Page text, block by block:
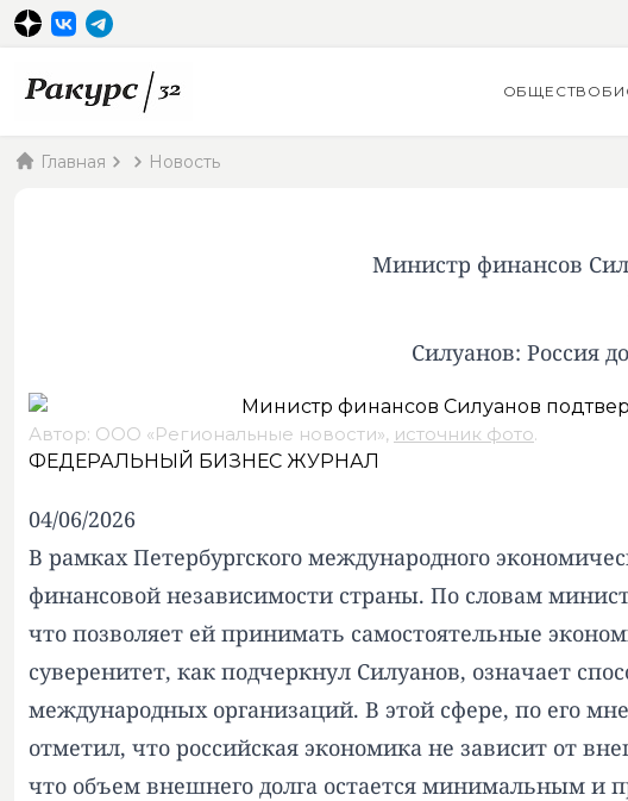
ОБЩЕСТВО
Главная Новость
Министр финансов
Силуанов: Россия
Автор: ООО «Региональные новости», источник фото.
ФЕДЕРАЛЬНЫЙ БИЗНЕС ЖУРНАЛ
04/06/2026
В рамках Петербургского международного
финансовой независимости страны. По словам
что позволяет ей принимать самостоятельные
суверенитет, как подчеркнул Силуанов, означает
международных организаций. В этой сфере, по его
отметил, что российская экономика не зависит от
что объем внешнего долга остается минимальным и